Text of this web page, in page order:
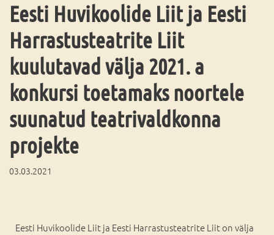
Eesti Huvikoolide Liit ja Eesti
Harrastusteatrite Liit
kuulutavad välja 2021. a
konkursi toetamaks noortele
suunatud teatrivaldkonna
projekte
03.03.2021
Eesti Huvikoolide Liit ja Eesti Harrastusteatrite Liit on välja